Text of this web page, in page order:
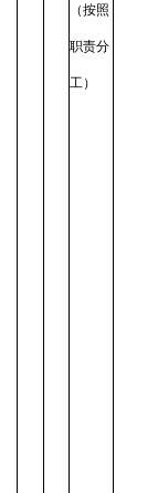
（按照
职责分
工）